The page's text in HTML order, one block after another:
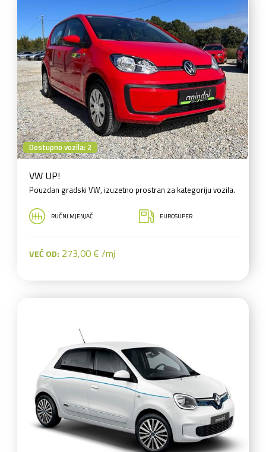
Dostupno vozila: 2
VW UP!
Pouzdan gradski VW, izuzetno prostran za kategoriju vozila.
RUČNI MJENJAČ EUROSUPER
VEĆ OD: 273,00 € /mj